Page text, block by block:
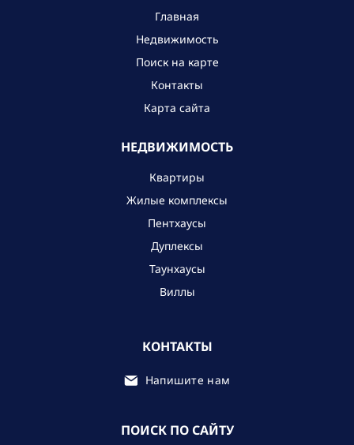
Главная
Недвижимость
Поиск на карте
Контакты
Карта сайта
НЕДВИЖИМОСТЬ
Квартиры
Жилые комплексы
Пентхаусы
Дуплексы
Таунхаусы
Виллы
КОНТАКТЫ
Напишите нам
ПОИСК ПО САЙТУ